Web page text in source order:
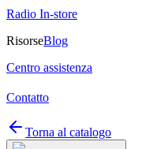
Radio In-store
RisorseBlog
Centro assistenza
Contatto
Torna al catalogo